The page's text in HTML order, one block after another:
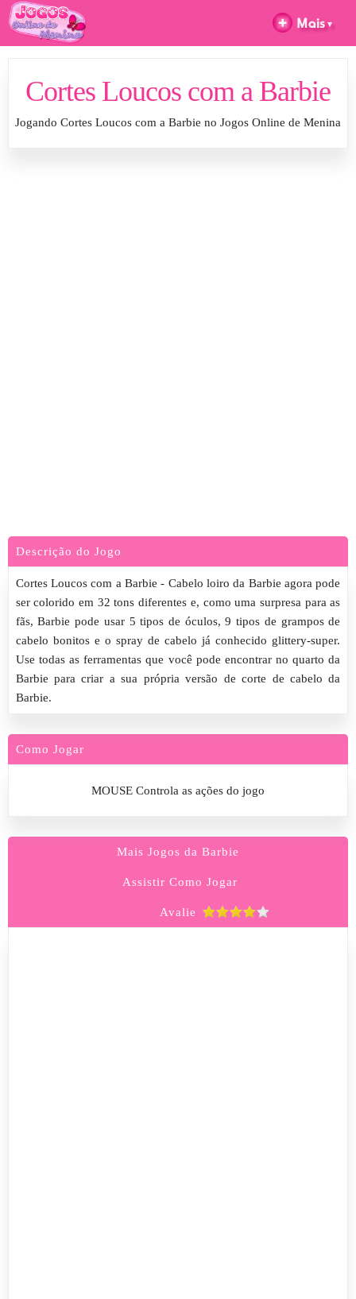
Cortes Loucos com a Barbie
Jogando Cortes Loucos com a Barbie no Jogos Online de Menina
Descrição do Jogo
Cortes Loucos com a Barbie - Cabelo loiro da Barbie agora pode
ser colorido em 32 tons diferentes e, como uma surpresa para as
fãs, Barbie pode usar 5 tipos de óculos, 9 tipos de grampos de
cabelo bonitos e o spray de cabelo já conhecido glittery-super.
Use todas as ferramentas que você pode encontrar no quarto da
Barbie para criar a sua própria versão de corte de cabelo da
Barbie.
Como Jogar
MOUSE Controla as ações do jogo
Mais Jogos da Barbie
Assistir Como Jogar
Avalie